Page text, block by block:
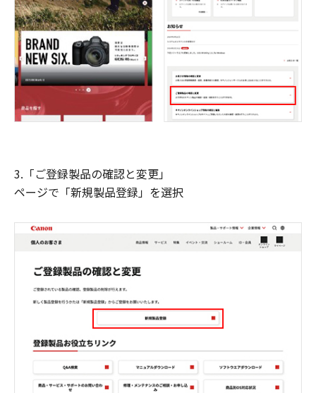
3.「ご登録製品の確認と変更」
ページで「新規製品登録」を選択